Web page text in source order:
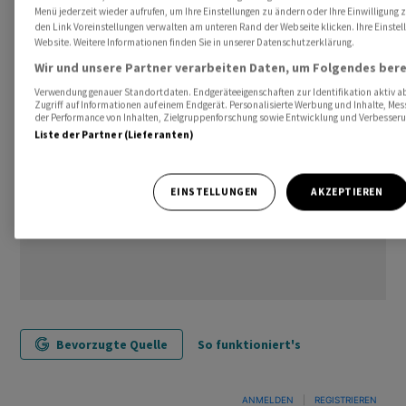
(AWP)
Bevorzugte Quelle So funktioniert's
ANMELDEN REGISTRIEREN
Menü jederzeit wieder aufrufen, um Ihre Einstellungen zu ändern oder Ihre Einwilligung
den Link Voreinstellungen verwalten am unteren Rand der Webseite klicken. Ihre
Website. Weitere Informationen finden Sie in unserer Datenschutzerklärung.
Wir und unsere Partner verarbeiten Daten, um Folgendes
Verwendung genauer Standortdaten. Endgeräteeigenschaften zur Identifikation aktiv
Zugriff auf Informationen auf einem Endgerät. Personalisierte Werbung und Inhalte,
der Performance von Inhalten, Zielgruppenforschung sowie Entwicklung und
Liste der Partner (Lieferanten)
EINSTELLUNGEN AKZEPTIEREN